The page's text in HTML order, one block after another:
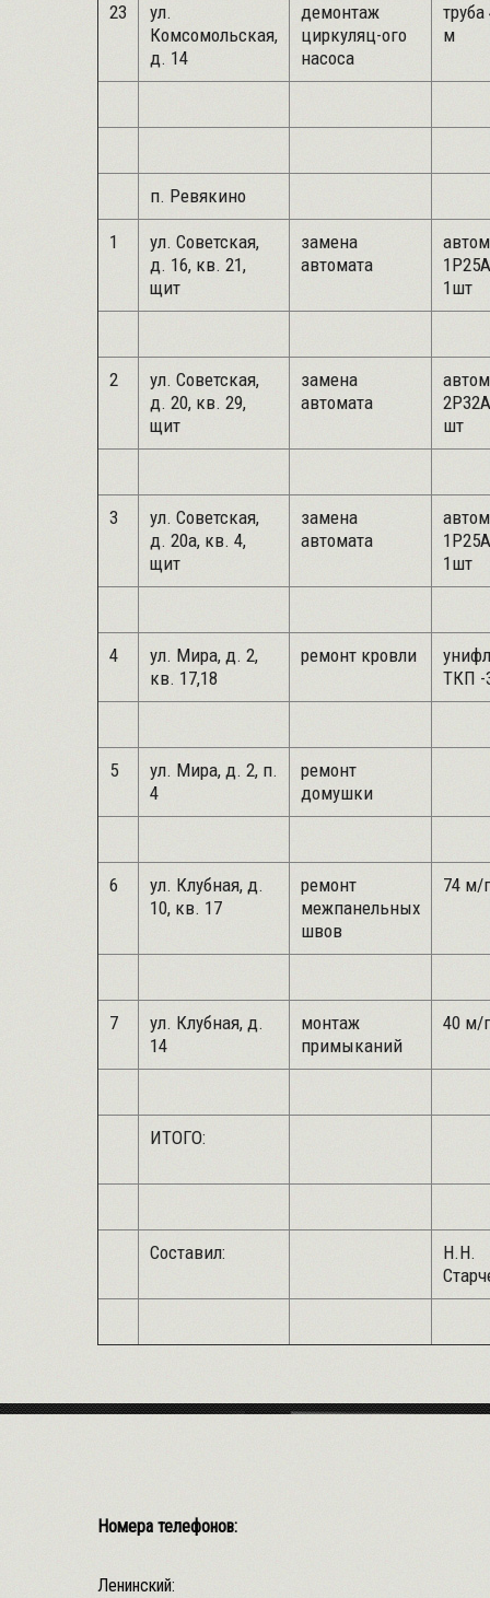
23
ул.
Комсомольская,
д. 14
демонтаж
циркуляц-ого
насоса
м
п. Ревякино
1
ул. Советская,
д. 16, кв. 21,
щит
замена
автомата
1шт
2
ул. Советская,
д. 20, кв. 29,
щит
замена
автомата
шт
3
ул. Советская,
д. 20а, кв. 4,
щит
замена
автомата
1шт
4
ул. Мира, д. 2,
кв. 17,18
ремонт кровли
ТКП -
5
ул. Мира, д. 2, п.
4
ремонт
домушки
6
ул. Клубная, д.
10, кв. 17
ремонт
межпанельных
швов
74 м/
7
ул. Клубная, д.
14
монтаж
примыканий
40 м/
ИТОГО:
Составил:
Н.Н.
Номера телефонов:
Ленинский: